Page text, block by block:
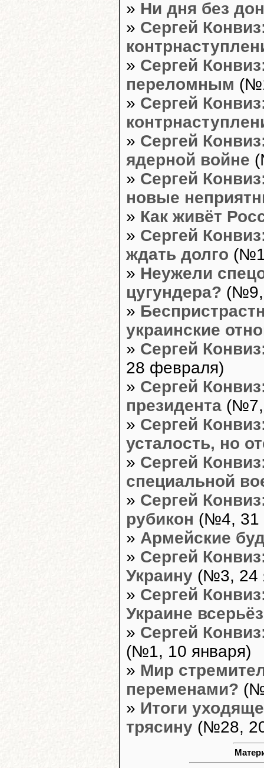
» Ни дня без
» Сергей
» Сергей
переломным
» Сергей
» Сергей
ядерной войне
» Сергей
новые
» Как живёт
» Сергей
ждать долго
» Неужели
цугундера? (№9,
»
украинские
» Сергей
28 февраля)
» Сергей
президента (№7,
» Сергей
усталость, но
» Сергей
специальной
» Сергей
рубикон (№4, 31
» Армейские
» Сергей
Украину (№3, 24
» Сергей
Украине
» Сергей
(№1, 10 января)
» Мир
переменами?
» Итоги
трясину (№28,